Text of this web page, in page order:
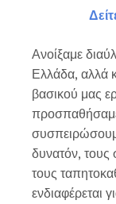
Ανοίξαμε
Ελλάδα, αλλά
βασικού μας
δυνατόν, τους
τους
ενδιαφέρεται